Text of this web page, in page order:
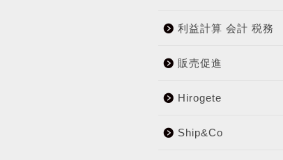
利益計算 会計 税務
販売促進
Hirogete
Ship&Co